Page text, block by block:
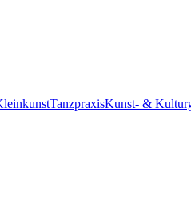
TanzpraxisKunst- &